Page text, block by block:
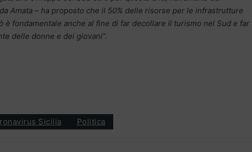
Amata – ha proposto che il 50% delle risorse per le infrastrutture
è fondamentale anche al fine di far decollare il turismo nel Sud e far
delle donne e dei giovani”.
Sicilia Politica